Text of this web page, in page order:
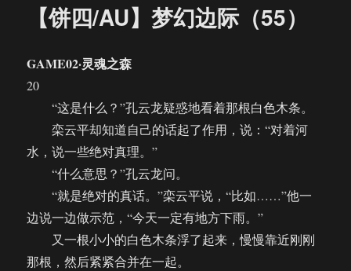
【饼四/AU】梦幻边际（55）
GAME02·灵魂之森
20
“这是什么？”孔云龙疑惑地看着那根白色木条。
栾云平却知道自己的话起了作用，说：“对着河
水，说一些绝对真理。”
“什么意思？”孔云龙问。
“就是绝对的真话。”栾云平说，“比如……”他一
边说一边做示范，“今天一定有地方下雨。”
又一根小小的白色木条浮了起来，慢慢靠近刚刚
那根，然后紧紧合并在一起。